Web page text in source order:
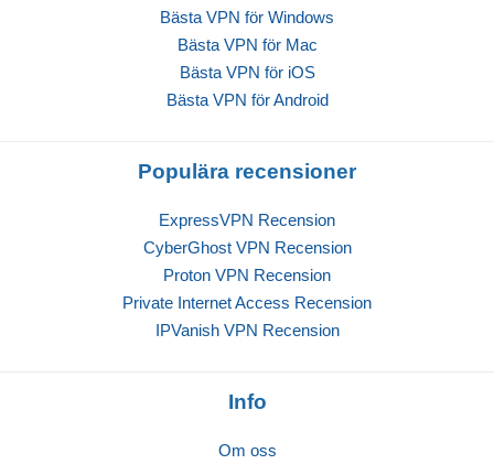
Bästa VPN för Windows
Bästa VPN för Mac
Bästa VPN för iOS
Bästa VPN för Android
Populära recensioner
ExpressVPN Recension
CyberGhost VPN Recension
Proton VPN Recension
Private Internet Access Recension
IPVanish VPN Recension
Info
Om oss